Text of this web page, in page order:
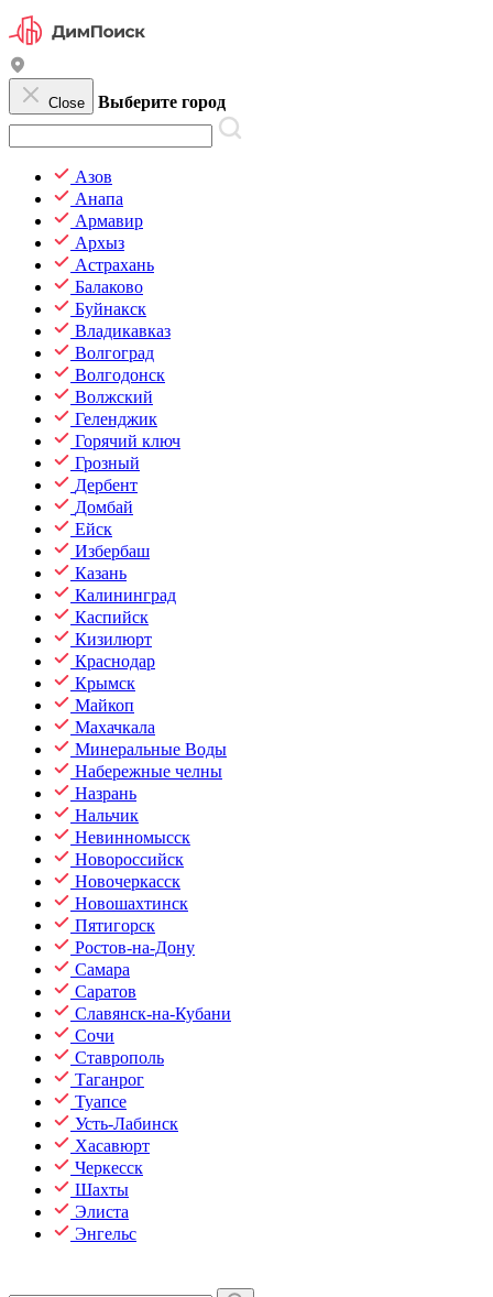
Close Выберите город
Азов
Анапа
Армавир
Архыз
Астрахань
Балаково
Буйнакск
Владикавказ
Волгоград
Волгодонск
Волжский
Геленджик
Горячий ключ
Грозный
Дербент
Домбай
Ейск
Избербаш
Казань
Калининград
Каспийск
Кизилюрт
Краснодар
Крымск
Майкоп
Махачкала
Минеральные Воды
Набережные челны
Назрань
Нальчик
Невинномысск
Новороссийск
Новочеркасск
Новошахтинск
Пятигорск
Ростов-на-Дону
Самара
Саратов
Славянск-на-Кубани
Сочи
Ставрополь
Таганрог
Туапсе
Усть-Лабинск
Хасавюрт
Черкесск
Шахты
Элиста
Энгельс